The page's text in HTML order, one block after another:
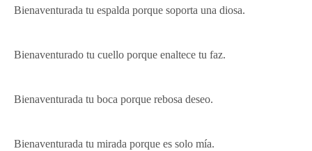
Bienaventurada tu espalda porque soporta una diosa.
Bienaventurado tu cuello porque enaltece tu faz.
Bienaventurada tu boca porque rebosa deseo.
Bienaventurada tu mirada porque es solo mía.